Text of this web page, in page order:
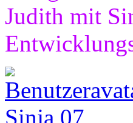
Judith mit
Sinja 07